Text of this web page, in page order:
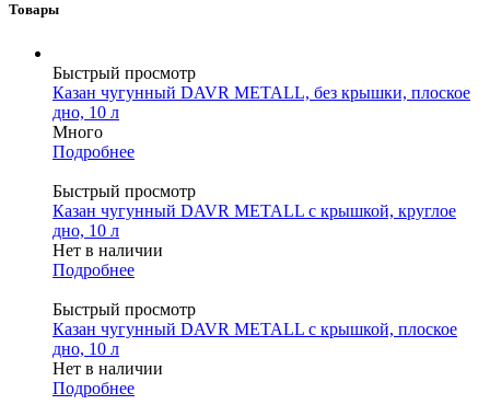
Товары
Быстрый просмотр
Казан чугунный DAVR METALL, без крышки, плоское
дно, 10 л
Много
Подробнее
Быстрый просмотр
Казан чугунный DAVR METALL с крышкой, круглое
дно, 10 л
Нет в наличии
Подробнее
Быстрый просмотр
Казан чугунный DAVR METALL с крышкой, плоское
дно, 10 л
Нет в наличии
Подробнее